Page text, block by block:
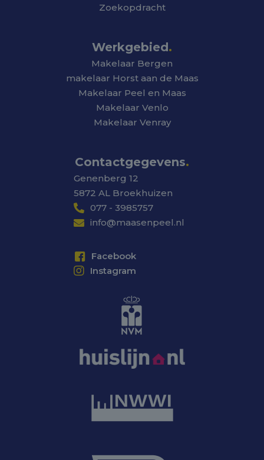
Zoekopdracht
Werkgebied.
Makelaar Bergen
makelaar Horst aan de Maas
Makelaar Peel en Maas
Makelaar Venlo
Makelaar Venray
Contactgegevens.
Genenberg 12
5872 AL Broekhuizen
077 - 3985757
info@maasenpeel.nl
Facebook
Instagram